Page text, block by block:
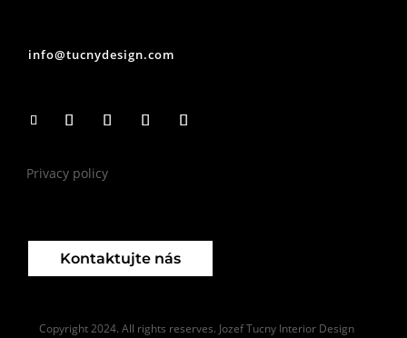
info@tucnydesign.com
Privacy policy
Kontaktujte nás
Copyright 2024. All rights reserves. Jozef Tucny Interior Design